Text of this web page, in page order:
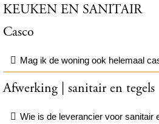
KEUKEN EN SANITAIR
Casco
Mag ik de woning ook helemaal
Afwerking | sanitair en tegels
Wie is de leverancier voor sanitair